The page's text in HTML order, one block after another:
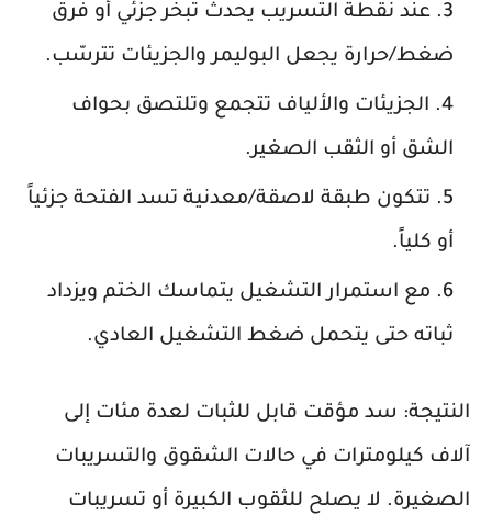
عند نقطة التسريب يحدث تبخر جزئي أو فرق
ضغط/حرارة يجعل البوليمر والجزيئات تترسّب.
الجزيئات والألياف تتجمع وتلتصق بحواف
الشق أو الثقب الصغير.
تتكون طبقة لاصقة/معدنية تسد الفتحة جزئياً
أو كلياً.
مع استمرار التشغيل يتماسك الختم ويزداد
ثباته حتى يتحمل ضغط التشغيل العادي.
النتيجة: سد مؤقت قابل للثبات لعدة مئات إلى
آلاف كيلومترات في حالات الشقوق والتسريبات
الصغيرة. لا يصلح للثقوب الكبيرة أو تسريبات